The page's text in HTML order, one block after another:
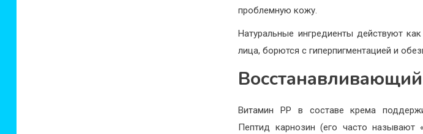
проблемную кожу.
Натуральные ингредиенты действуют
лица, борются с гиперпигментацией и
Витамин PP в составе крема
Пептид карнозин (его часто называют